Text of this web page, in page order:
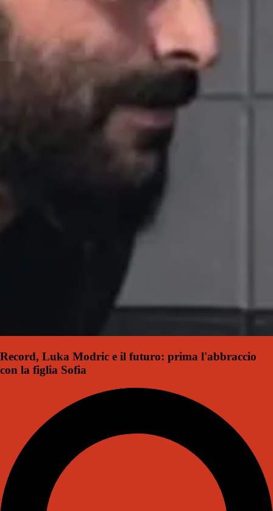
Record, Luka Modric e il futuro: prima l'abbraccio
con la figlia Sofia